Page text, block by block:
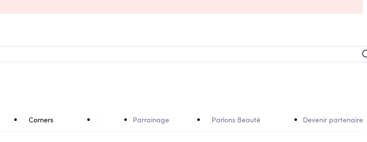
Corners Parrainage Parlons Beauté Devenir partenaire